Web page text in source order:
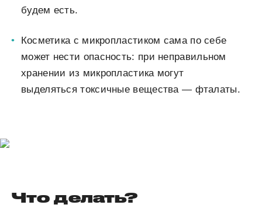
будем есть.
Косметика с микропластиком сама по себе
может нести опасность: при неправильном
хранении из микропластика могут
выделяться токсичные вещества — фталаты.
Что делать?